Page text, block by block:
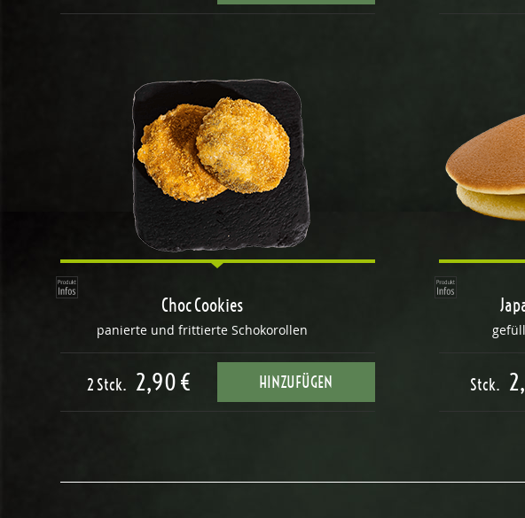
Choc Cookies
panierte und frittierte Schokorollen
2 Stck. 2,90 € HINZUFÜGEN Stck.